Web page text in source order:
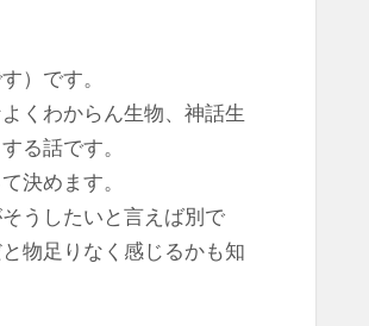
）です。
くわからん生物、神話生
る話です。
決めます。
うしたいと言えば別で
物足りなく感じるかも知